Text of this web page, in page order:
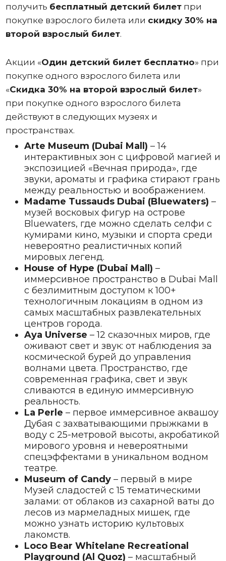
получить бесплатный детский билетпри
покупке взрослого билета или скидку 30% на
второй взрослый билет.
Акции «Один детский билет бесплатно» при
покупке одного взрослого билета или
«Скидка 30% на второй взрослый билет»
при покупке одного взрослого билета
действуют в следующих музеях и
пространствах.
Arte Museum (Dubai Mall) – 14
интерактивных зон с цифровой магией и
экспозицией «Вечная природа», где
звуки, ароматы и графика стирают грань
между реальностью и воображением.
Madame Tussauds Dubai (Bluewaters) –
музей восковых фигур на острове
Bluewaters, где можно сделать селфи с
кумирами кино, музыки и спорта среди
невероятно реалистичных копий
мировых легенд.
House of Hype (Dubai Mall) –
иммерсивное пространство в Dubai Mall
с безлимитным доступом к 100+
технологичным локациям в одном из
самых масштабных развлекательных
центров города.
Aya Universe – 12 сказочных миров, где
оживают свет и звук: от наблюдения за
космической бурей до управления
волнами цвета. Пространство, где
современная графика, свет и звук
сливаются в единую иммерсивную
реальность.
La Perle – первое иммерсивное аквашоу
Дубая с захватывающими прыжками в
воду с 25-метровой высоты, акробатикой
мирового уровня и невероятными
спецэффектами в уникальном водном
театре.
Museum of Candy– первый в мире
Музей сладостей с 15 тематическими
залами: от облаков из сахарной ваты до
лесов из мармеладных мишек, где
можно узнать историю культовых
лакомств.
Loco Bear Whitelane Recreational
Playground (Al Quoz) – масштабный